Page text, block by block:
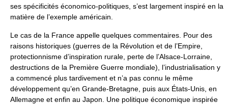
ses spécificités économico-politiques, s’est largement inspiré en la
matière de l’exemple américain.
Le cas de la France appelle quelques commentaires. Pour des
raisons historiques (guerres de la Révolution et de l’Empire,
protectionnisme d’inspiration rurale, perte de l’Alsace-Lorraine,
destructions de la Première Guerre mondiale), l’industrialisation y
a commencé plus tardivement et n’a pas connu le même
développement qu’en Grande-Bretagne, puis aux États-Unis, en
Allemagne et enfin au Japon. Une politique économique inspirée